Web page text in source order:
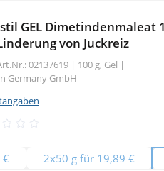
GEL Dimetindenmaleat
von Juckreiz
02137619 | 100 g, Gel |
Germany GmbH
€ 2x50 g für 19,89 €